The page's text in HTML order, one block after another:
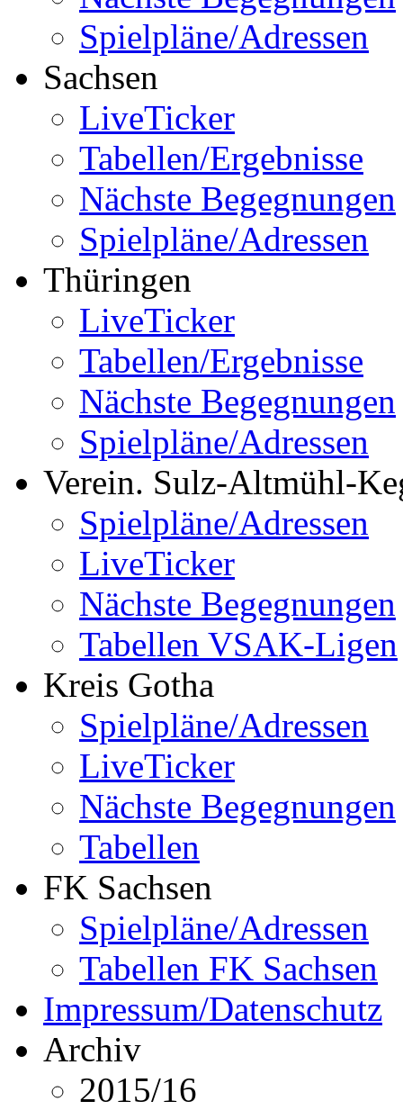
Spielpläne/Adressen
Sachsen
LiveTicker
Tabellen/Ergebnisse
Nächste Begegnungen
Spielpläne/Adressen
Thüringen
LiveTicker
Tabellen/Ergebnisse
Nächste Begegnungen
Spielpläne/Adressen
Verein. Sulz-Altmühl-
Spielpläne/Adressen
LiveTicker
Nächste Begegnungen
Tabellen VSAK-Ligen
Kreis Gotha
Spielpläne/Adressen
LiveTicker
Nächste Begegnungen
Tabellen
FK Sachsen
Spielpläne/Adressen
Tabellen FK Sachsen
Impressum/Datenschutz
Archiv
2015/16